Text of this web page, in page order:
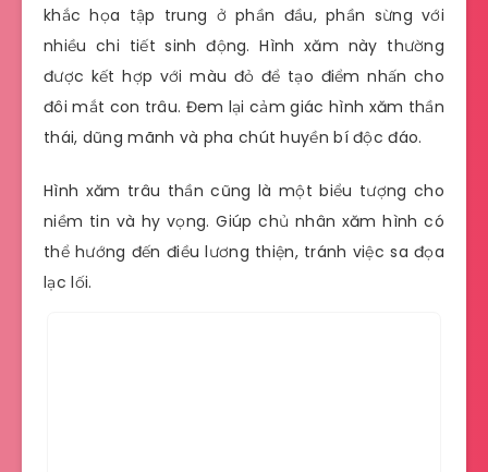
khắc họa tập trung ở phần đầu, phần sừng với
nhiều chi tiết sinh động. Hình xăm này thường
được kết hợp với màu đỏ để tạo điểm nhấn cho
đôi mắt con trâu. Đem lại cảm giác hình xăm thần
thái, dũng mãnh và pha chút huyền bí độc đáo.
Hình xăm trâu thần cũng là một biểu tượng cho
niềm tin và hy vọng. Giúp chủ nhân xăm hình có
thể hướng đến điều lương thiện, tránh việc sa đọa
lạc lối.